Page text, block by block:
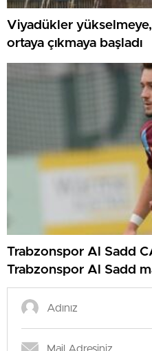
Viyadükler
ortaya çıkmaya başladı
Trabzonspor Al Sadd
Trabzonspor Al Sadd
nereden izlenir?